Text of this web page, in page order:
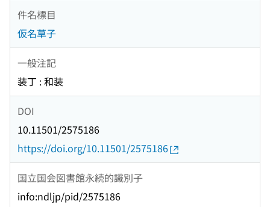
件名標目
仮名草子
一般注記
装丁 : 和装
DOI
10.11501/2575186
https://doi.org/10.11501/2575186
国立国会図書館永続的識別子
info:ndljp/pid/2575186